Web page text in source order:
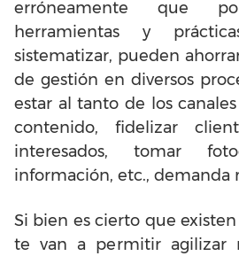
erróneamente que
herramientas y
sistematizar, pueden
de gestión en diversos
estar al tanto de los
contenido, fidelizar
interesados, tomar
información, etc., demanda
Si bien es cierto que
te van a permitir agilizar